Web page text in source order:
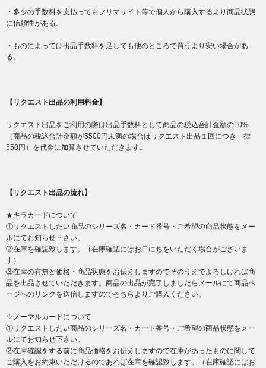
・多少の手数料を支払ってもフリマサイト等で個人から購入するより商品状態
に信頼性がある。
・ものによっては出品手数料を足しても他のところで買うより安い場合があ
る。
【リクエスト出品の利用料金】
リクエスト出品をご利用の際は出品手数料として商品の税込合計金額の10%
（商品の税込合計金額が5500円未満の場合はリクエスト出品１回につき一律
550円）を代金に加算させていただきます。
【リクエスト出品の流れ】
★キラカードについて
①リクエストしたい商品のシリーズ名・カード番号・ご希望の商品状態をメー
ルにてお知らせ下さい。
②在庫を確認致します。（在庫確認にはお日にちをいただく場合がございま
す）
③在庫の有無と価格・商品状態をお伝えしますのでそのうえでよろしければ商
品を出品させていただきます。商品の出品が完了しましたらメールにて商品ペ
ージへのリンクを送信しますのでそちらよりご購入ください。
☆ノーマルカードについて
①リクエストしたい商品のシリーズ名・カード番号・ご希望の商品状態をメー
ルにてお知らせ下さい。
②在庫確認をする前に商品価格をお伝えしますので在庫があったものに関して
ご購入をお約束いただけるのであれば在庫を確認致します。（在庫確認にはお